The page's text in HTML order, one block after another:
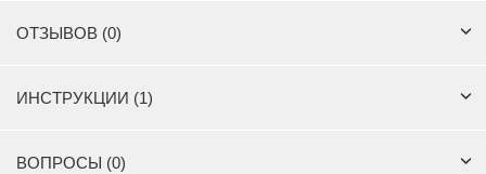
ОТЗЫВОВ (0)
ИНСТРУКЦИИ (1)
ВОПРОСЫ (0)